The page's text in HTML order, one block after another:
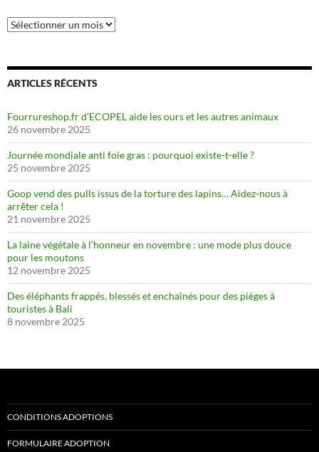
Archives
ARTICLES RÉCENTS
Fourrureshop.fr d’ECOPEL aide les ours et les autres animaux
26 novembre 2025
Journée mondiale anti foie gras : pourquoi existe-t-elle ?
25 novembre 2025
Goop vend des pulls issus de la torture des lapins… Aidez-nous à
arrêter cela !
21 novembre 2025
La laine végétale à l’honneur en novembre : une mode plus douce
pour les moutons
12 novembre 2025
Des éléphants frappés, blessés et enchaînés pour des pièges à
touristes à Bali
8 novembre 2025
CONDITIONS ADOPTIONS
FORMULAIRE ADOPTION